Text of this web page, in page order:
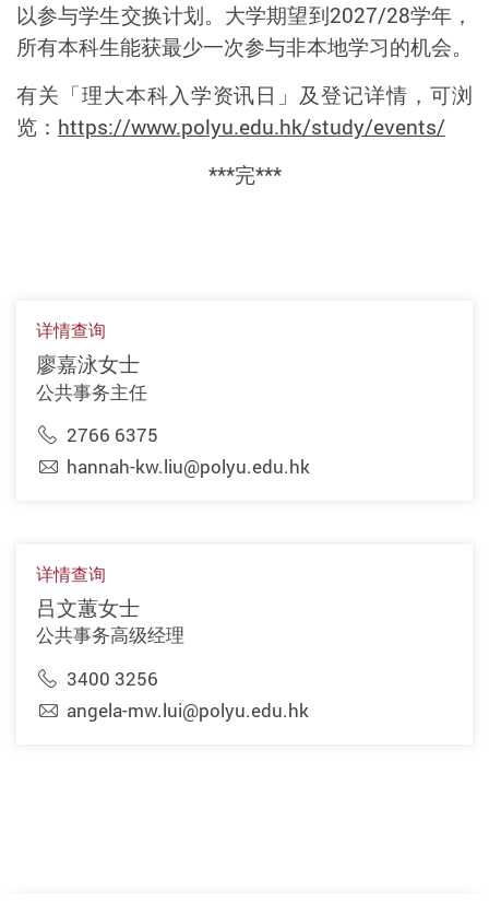
以参与学生交换计划。大学期望到2027/28学年，
所有本科生能获最少一次参与非本地学习的机会。
有关「理大本科入学资讯日」及登记详情，可浏
览： https://www.polyu.edu.hk/study/events/
***完***
详情查询
廖嘉泳女士
公共事务主任
2766 6375
hannah-kw.liu@polyu.edu.hk
详情查询
吕文蕙女士
公共事务高级经理
3400 3256
angela-mw.lui@polyu.edu.hk